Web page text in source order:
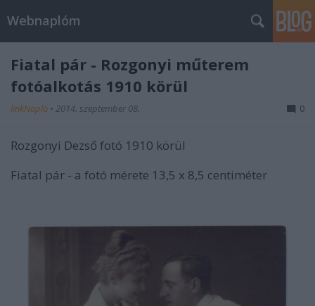
Webnaplóm
Fiatal pár - Rozgonyi műterem
fotóalkotás 1910 körül
linkNapló • 2014. szeptember 08. 0
Rozgonyi Dezső fotó 1910 körül
Fiatal pár - a fotó mérete 13,5 x 8,5 centiméter